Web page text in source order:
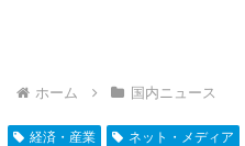
ホーム 国内ニュース
経済・産業 ネット・メディア